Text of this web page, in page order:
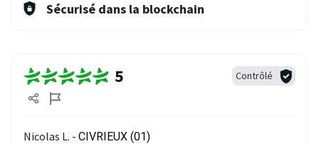
Sécurisé dans la blockchain
5 Contrôlé
Nicolas L. - CIVRIEUX (01)